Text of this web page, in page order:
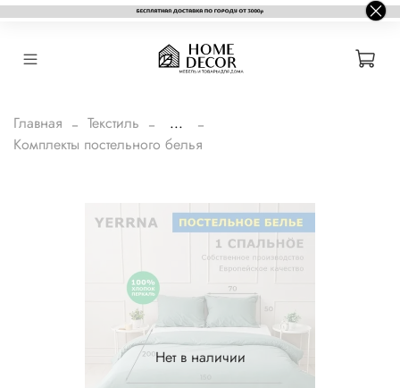
Главная Текстиль
...
Комплекты постельного белья
Нет в наличии